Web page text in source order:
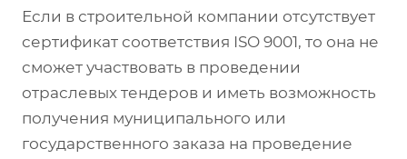
Если в строительной компании отсутствует
сертификат соответствия ISO 9001, то она не
сможет участвовать в проведении
отраслевых тендеров и иметь возможность
получения муниципального или
государственного заказа на проведение